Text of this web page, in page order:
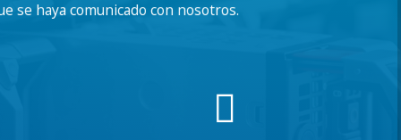
se haya comunicado con nosotros.